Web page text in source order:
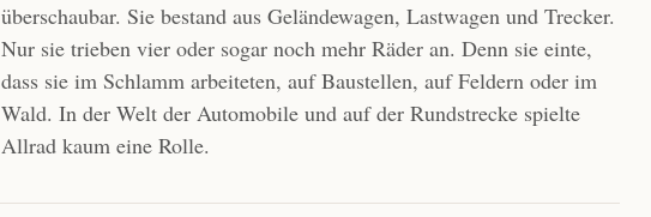
überschaubar. Sie bestand aus Geländewagen, Lastwagen und Trecker.
Nur sie trieben vier oder sogar noch mehr Räder an. Denn sie einte,
dass sie im Schlamm arbeiteten, auf Baustellen, auf Feldern oder im
Wald. In der Welt der Automobile und auf der Rundstrecke spielte
Allrad kaum eine Rolle.